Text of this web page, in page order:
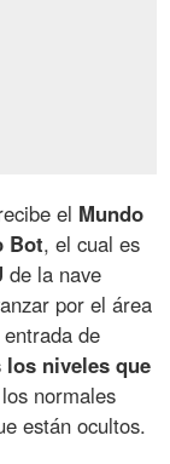
el Mundo
Bot, el cual es
de la nave
por el área
de
los niveles que
normales
están ocultos.